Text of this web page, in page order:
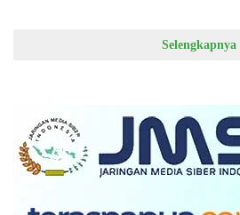
Selengkapnya